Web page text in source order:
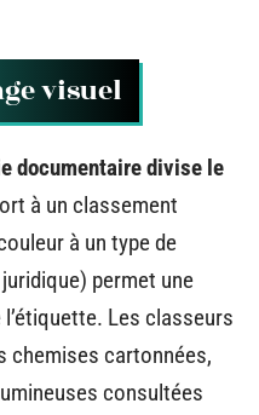
visuel
documentaire divise le
à un classement
à un type de
permet une
Les classeurs
chemises cartonnées,
consultées